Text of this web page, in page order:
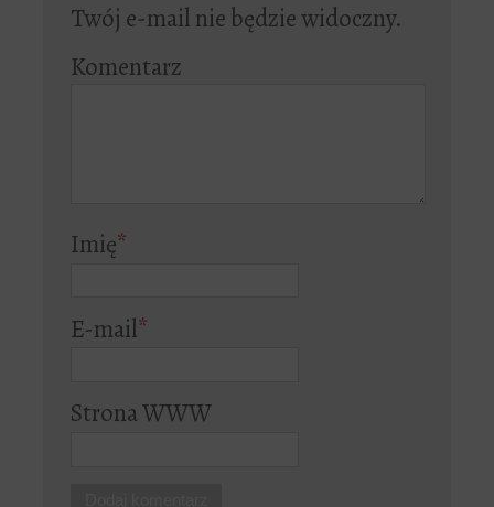
Twój e-mail nie będzie widoczny.
Komentarz
Imię*
E-mail*
Strona WWW